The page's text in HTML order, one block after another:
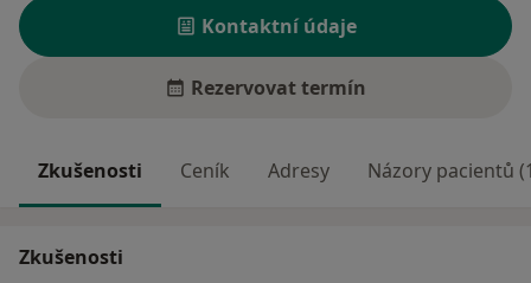
Kontaktní údaje
Rezervovat termín
Zkušenosti Ceník Adresy Názory pacientů
Zkušenosti